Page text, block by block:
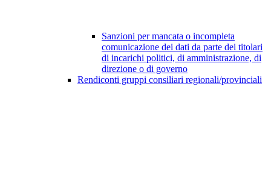
Sanzioni per mancata o incompleta
comunicazione dei dati da parte dei titolari
di incarichi politici, di amministrazione, di
direzione o di governo
Rendiconti gruppi consiliari regionali/provinciali